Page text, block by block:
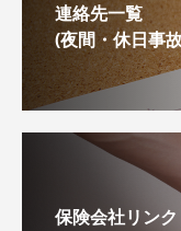
連絡先一覧
(夜間・休日事
保険会社リンク